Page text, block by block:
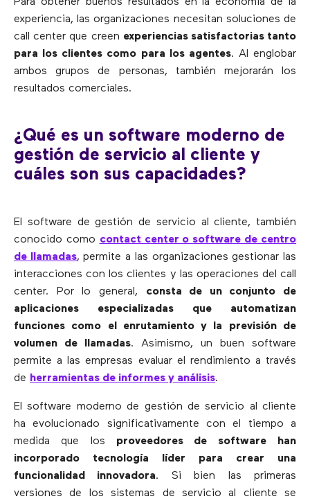
experiencia, las organizaciones necesitan soluciones de
call center que creen experiencias satisfactorias tanto
para los clientes como para los agentes. Al englobar
ambos grupos de personas, también mejorarán los
resultados comerciales.
¿Qué es un software moderno de
gestión de servicio al cliente y
cuáles son sus capacidades?
El software de gestión de servicio al cliente, también
conocido como contact center o software de centro
de llamadas, permite a las organizaciones gestionar las
interacciones con los clientes y las operaciones del call
center. Por lo general, consta de un conjunto de
aplicaciones especializadas que automatizan
funciones como el enrutamiento y la previsión de
volumen de llamadas. Asimismo, un buen software
permite a las empresas evaluar el rendimiento a través
de herramientas de informes y análisis.
El software moderno de gestión de servicio al cliente
ha evolucionado significativamente con el tiempo a
medida que los proveedores de software
han
incorporado tecnología líder para crear una
funcionalidad innovadora. Si bien las primeras
versiones de los sistemas de servicio al cliente se